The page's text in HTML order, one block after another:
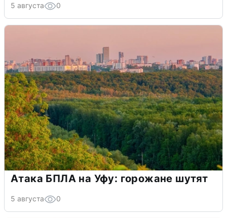
5 августа 0
Атака БПЛА на Уфу: горожане шутят
5 августа 0